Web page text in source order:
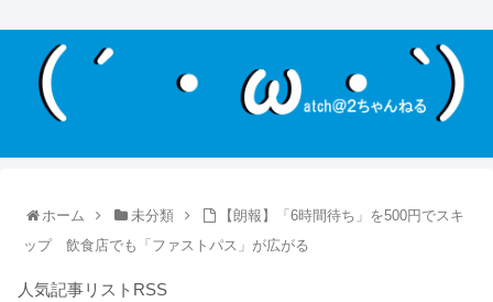
ホーム 未分類
【朗報】「6時間待ち」を500円でスキ
ップ 飲食店でも「ファストパス」が広がる
人気記事リストRSS